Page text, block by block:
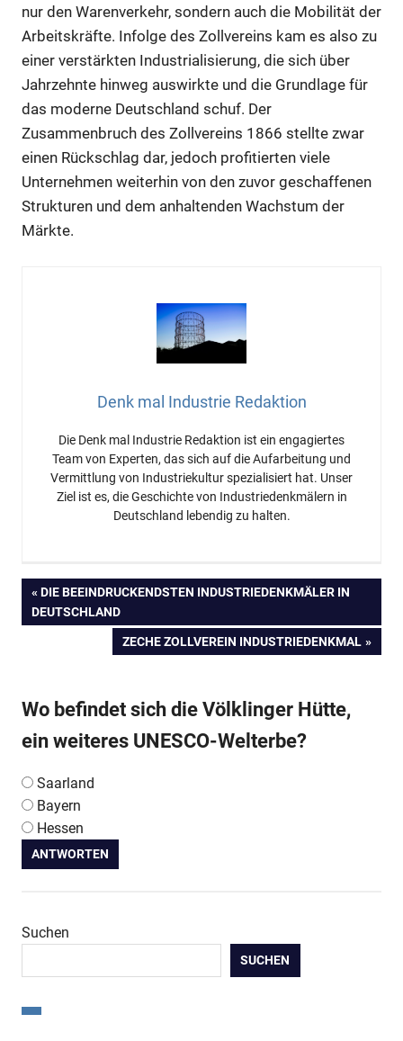
nur den Warenverkehr, sondern auch die Mobilität der
Arbeitskräfte. Infolge des Zollvereins kam es also zu
einer verstärkten Industrialisierung, die sich über
Jahrzehnte hinweg auswirkte und die Grundlage für
das moderne Deutschland schuf. Der
Zusammenbruch des Zollvereins 1866 stellte zwar
einen Rückschlag dar, jedoch profitierten viele
Unternehmen weiterhin von den zuvor geschaffenen
Strukturen und dem anhaltenden Wachstum der
Märkte.
Denk mal Industrie Redaktion
Die Denk mal Industrie Redaktion ist ein engagiertes
Team von Experten, das sich auf die Aufarbeitung und
Vermittlung von Industriekultur spezialisiert hat. Unser
Ziel ist es, die Geschichte von Industriedenkmälern in
Deutschland lebendig zu halten.
Beitragsnavigation
VORHERIGER
BEITRAG:
DIE BEEINDRUCKENDSTEN INDUSTRIEDENKMÄLER IN
DEUTSCHLAND
NÄCHSTER
ZECHE ZOLLVEREIN INDUSTRIEDENKMAL
Wo befindet sich die Völklinger Hütte,
ein weiteres UNESCO-Welterbe?
Saarland
Bayern
Hessen
ANTWORTEN
Suchen
SUCHEN